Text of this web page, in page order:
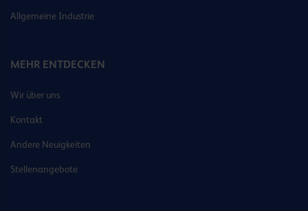
Allgemeine Industrie
MEHR ENTDECKEN
Wir über uns
Kontakt
Andere Neuigkeiten
Stellenangebote